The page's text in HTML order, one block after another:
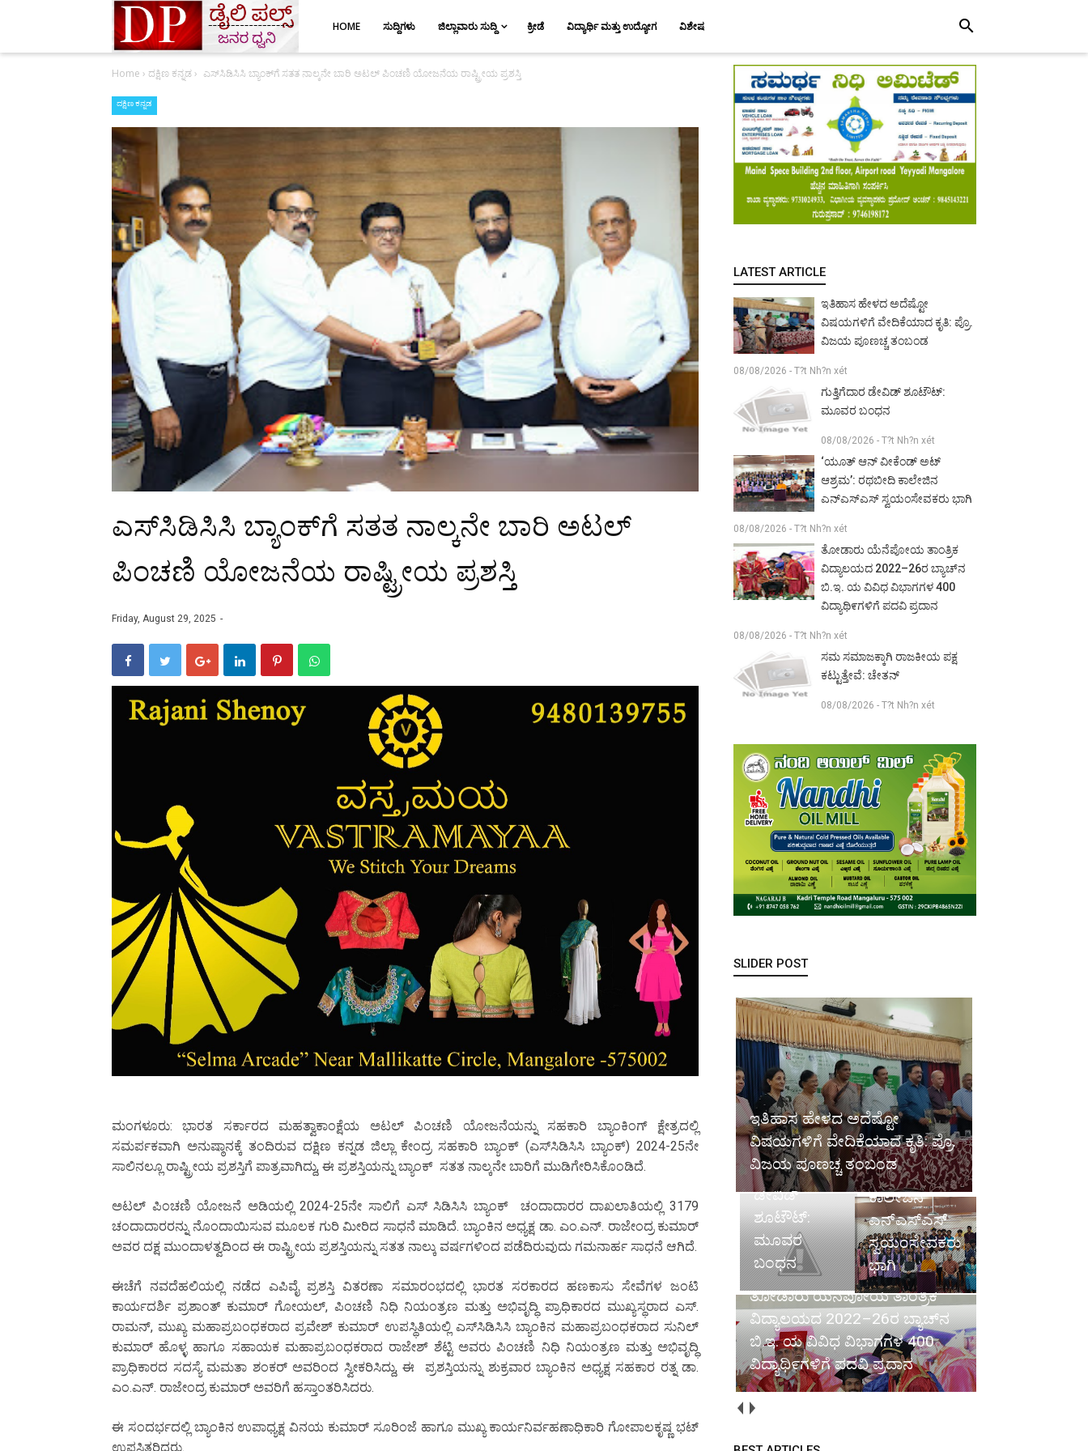
HOME ಸುದ್ದಿಗಳು ಜಿಲ್ಲಾವಾರು ಸುದ್ದಿ ಕ್ರೀಡೆ ವಿದ್ಯಾರ್ಥಿ ಮತ್ತು ಉದ್ಯೋಗ ವಿಶೇಷ search
Home › ದಕ್ಷಿಣ ಕನ್ನಡ› ಎಸ್‌ಸಿಡಿಸಿಸಿ ಬ್ಯಾಂಕ್‌ಗೆ ಸತತ ನಾಲ್ಕನೇ ಬಾರಿ ಅಟಲ್ ಪಿಂಚಣಿ ಯೋಜನೆಯ ರಾಷ್ಟ್ರೀಯ ಪ್ರಶಸ್ತಿ
ದಕ್ಷಿಣ ಕನ್ನಡ
ಎಸ್‌ಸಿಡಿಸಿಸಿ ಬ್ಯಾಂಕ್‌ಗೆ ಸತತ ನಾಲ್ಕನೇ ಬಾರಿ ಅಟಲ್
ಪಿಂಚಣಿ ಯೋಜನೆಯ ರಾಷ್ಟ್ರೀಯ ಪ್ರಶಸ್ತಿ
Friday, August 29, 2025
ಮಂಗಳೂರು: ಭಾರತ ಸರ್ಕಾರದ ಮಹತ್ವಾಕಾಂಕ್ಷೆಯ ಅಟಲ್ ಪಿಂಚಣಿ ಯೋಜನೆಯನ್ನು ಸಹಕಾರಿ ಬ್ಯಾಂಕಿಂಗ್ ಕ್ಷೇತ್ರದಲ್ಲಿ
ಸಮರ್ಪಕವಾಗಿ ಅನುಷ್ಠಾನಕ್ಕೆ ತಂದಿರುವ ದಕ್ಷಿಣ ಕನ್ನಡ ಜಿಲ್ಲಾ ಕೇಂದ್ರ ಸಹಕಾರಿ ಬ್ಯಾಂಕ್ (ಎಸ್‌ಸಿಡಿಸಿಸಿ ಬ್ಯಾಂಕ್) 2024-25ನೇ
ಸಾಲಿನಲ್ಲೂ ರಾಷ್ಟ್ರೀಯ ಪ್ರಶಸ್ತಿಗೆ ಪಾತ್ರವಾಗಿದ್ದು, ಈ ಪ್ರಶಸ್ತಿಯನ್ನು ಬ್ಯಾಂಕ್ ಸತತ ನಾಲ್ಕನೇ ಬಾರಿಗೆ ಮುಡಿಗೇರಿಸಿಕೊಂಡಿದೆ.
ಅಟಲ್ ಪಿಂಚಣಿ ಯೋಜನೆ ಅಡಿಯಲ್ಲಿ 2024-25ನೇ ಸಾಲಿಗೆ ಎಸ್ ಸಿಡಿಸಿಸಿ ಬ್ಯಾಂಕ್ ಚಂದಾದಾರರ ದಾಖಲಾತಿಯಲ್ಲಿ 3179
ಚಂದಾದಾರರನ್ನು ನೊಂದಾಯಿಸುವ ಮೂಲಕ ಗುರಿ ಮೀರಿದ ಸಾಧನೆ ಮಾಡಿದೆ. ಬ್ಯಾಂಕಿನ ಅಧ್ಯಕ್ಷ ಡಾ. ಎಂ.ಎನ್. ರಾಜೇಂದ್ರ ಕುಮಾರ್
ಅವರ ದಕ್ಷ ಮುಂದಾಳತ್ವದಿಂದ ಈ ರಾಷ್ಟ್ರೀಯ ಪ್ರಶಸ್ತಿಯನ್ನು ಸತತ ನಾಲ್ಕು ವರ್ಷಗಳಿಂದ ಪಡೆದಿರುವುದು ಗಮನಾರ್ಹ ಸಾಧನೆ ಆಗಿದೆ.
ಈಚೆಗೆ ನವದೆಹಲಿಯಲ್ಲಿ ನಡೆದ ಎಪಿವೈ ಪ್ರಶಸ್ತಿ ವಿತರಣಾ ಸಮಾರಂಭದಲ್ಲಿ ಭಾರತ ಸರಕಾರದ ಹಣಕಾಸು ಸೇವೆಗಳ ಜಂಟಿ
ಕಾರ್ಯದರ್ಶಿ ಪ್ರಶಾಂತ್ ಕುಮಾರ್ ಗೋಯಲ್, ಪಿಂಚಣಿ ನಿಧಿ ನಿಯಂತ್ರಣ ಮತ್ತು ಅಭಿವೃದ್ಧಿ ಪ್ರಾಧಿಕಾರದ ಮುಖ್ಯಸ್ಥರಾದ ಎಸ್.
ರಾಮನ್, ಮುಖ್ಯ ಮಹಾಪ್ರಬಂಧಕರಾದ ಪ್ರವೇಶ್ ಕುಮಾರ್ ಉಪಸ್ಥಿತಿಯಲ್ಲಿ ಎಸ್‌ಸಿಡಿಸಿಸಿ ಬ್ಯಾಂಕಿನ ಮಹಾಪ್ರಬಂಧಕರಾದ ಸುನಿಲ್
ಕುಮಾರ್ ಹೊಳ್ಳ ಹಾಗೂ ಸಹಾಯಕ ಮಹಾಪ್ರಬಂಧಕರಾದ ರಾಜೇಶ್ ಶೆಟ್ಟಿ ಅವರು ಪಿಂಚಣಿ ನಿಧಿ ನಿಯಂತ್ರಣ ಮತ್ತು ಅಭಿವೃದ್ಧಿ
ಪ್ರಾಧಿಕಾರದ ಸದಸ್ಯೆ ಮಮತಾ ಶಂಕರ್ ಅವರಿಂದ ಸ್ವೀಕರಿಸಿದ್ದು, ಈ ಪ್ರಶಸ್ತಿಯನ್ನು ಶುಕ್ರವಾರ ಬ್ಯಾಂಕಿನ ಅಧ್ಯಕ್ಷ ಸಹಕಾರ ರತ್ನ ಡಾ.
ಎಂ.ಎನ್. ರಾಜೇಂದ್ರ ಕುಮಾರ್ ಅವರಿಗೆ ಹಸ್ತಾಂತರಿಸಿದರು.
ಈ ಸಂದರ್ಭದಲ್ಲಿ ಬ್ಯಾಂಕಿನ ಉಪಾಧ್ಯಕ್ಷ ವಿನಯ ಕುಮಾರ್ ಸೂರಿಂಜೆ ಹಾಗೂ ಮುಖ್ಯ ಕಾರ್ಯನಿರ್ವಹಣಾಧಿಕಾರಿ ಗೋಪಾಲಕೃಷ್ಣ ಭಟ್
ಉಪಸ್ಥಿತರಿದ್ದರು.
LATEST ARTICLE
ಇತಿಹಾಸ ಹೇಳದ ಅದೆಷ್ಟೋ
ವಿಷಯಗಳಿಗೆ ವೇದಿಕೆಯಾದ ಕೃತಿ: ಪ್ರೊ.
ವಿಜಯ ಪೂಣಚ್ಚ ತಂಬಂಡ
08/08/2026 - T?t Nh?n xét
ಗುತ್ತಿಗೆದಾರ ಡೇವಿಡ್ ಶೂಟೌಟ್:
ಮೂವರ ಬಂಧನ
08/08/2026 - T?t Nh?n xét
‘ಯೂತ್ ಆನ್ ವೀಕೆಂಡ್ ಅಟ್
ಆಶ್ರಮ’: ರಥಬೀದಿ ಕಾಲೇಜಿನ
ಎನ್‌ಎಸ್‌ಎಸ್ ಸ್ವಯಂಸೇವಕರು ಭಾಗಿ
08/08/2026 - T?t Nh?n xét
ತೋಡಾರು ಯೆನೆಪೋಯ ತಾಂತ್ರಿಕ
ವಿದ್ಯಾಲಯದ 2022–26ರ ಬ್ಯಾಚ್‌ನ
ಬಿ.ಇ. ಯ ವಿವಿಧ ವಿಭಾಗಗಳ 400
ವಿದ್ಯಾಥಿ೯ಗಳಿಗೆ ಪದವಿ ಪ್ರದಾನ
08/08/2026 - T?t Nh?n xét
ಸಮ ಸಮಾಜಕ್ಕಾಗಿ ರಾಜಕೀಯ ಪಕ್ಷ
ಕಟ್ಟುತ್ತೇವೆ: ಚೇತನ್
08/08/2026 - T?t Nh?n xét
SLIDER POST
ಇತಿಹಾಸ ಹೇಳದ ಅದೆಷ್ಟೋ
ವಿಷಯಗಳಿಗೆ ವೇದಿಕೆಯಾದ ಕೃತಿ: ಪ್ರೊ.
ವಿಜಯ ಪೂಣಚ್ಚ ತಂಬಂಡ
ಗುತ್ತಿಗೆದಾರ
ಡೇವಿಡ್
ಶೂಟೌಟ್:
ಮೂವರ
ಬಂಧನ
‘ಯೂತ್ ಆನ್
ವೀಕೆಂಡ್ ಅಟ್
ಆಶ್ರಮ’:
ರಥಬೀದಿ
ಕಾಲೇಜಿನ
ಎನ್‌ಎಸ್‌ಎಸ್
ಸ್ವಯಂಸೇವಕರು
ಭಾಗಿ
ತೋಡಾರು ಯೆನೆಪೋಯ ತಾಂತ್ರಿಕ
ವಿದ್ಯಾಲಯದ 2022–26ರ ಬ್ಯಾಚ್‌ನ
ಬಿ.ಇ. ಯ ವಿವಿಧ ವಿಭಾಗಗಳ 400
ವಿದ್ಯಾಥಿ೯ಗಳಿಗೆ ಪದವಿ ಪ್ರದಾನ